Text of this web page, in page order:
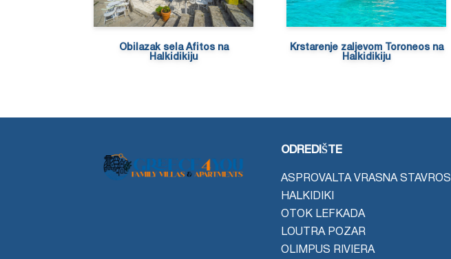
Obilazak sela Afitos na
Halkidikiju
Krstarenje zaljevom Toroneos na
Halkidikiju
ODREDIŠTE
ASPROVALTA VRASNA STAVROS
HALKIDIKI
OTOK LEFKADA
LOUTRA POZAR
OLIMPUS RIVIERA